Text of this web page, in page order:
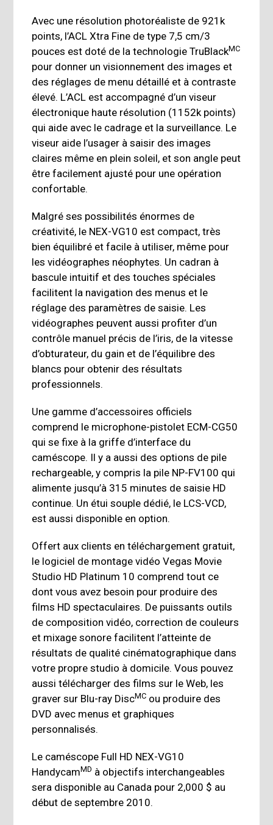
Avec une résolution photoréaliste de 921k
points, l’ACL Xtra Fine de type 7,5 cm/3
pouces est doté de la technologie TruBlackMC
pour donner un visionnement des images et
des réglages de menu détaillé et à contraste
élevé. L’ACL est accompagné d’un viseur
électronique haute résolution (1152k points)
qui aide avec le cadrage et la surveillance. Le
viseur aide l’usager à saisir des images
claires même en plein soleil, et son angle peut
être facilement ajusté pour une opération
confortable.
Malgré ses possibilités énormes de
créativité, le NEX-VG10 est compact, très
bien équilibré et facile à utiliser, même pour
les vidéographes néophytes. Un cadran à
bascule intuitif et des touches spéciales
facilitent la navigation des menus et le
réglage des paramètres de saisie. Les
vidéographes peuvent aussi profiter d’un
contrôle manuel précis de l’iris, de la vitesse
d’obturateur, du gain et de l’équilibre des
blancs pour obtenir des résultats
professionnels.
Une gamme d’accessoires officiels
comprend le microphone-pistolet ECM-CG50
qui se fixe à la griffe d’interface du
caméscope. Il y a aussi des options de pile
rechargeable, y compris la pile NP-FV100 qui
alimente jusqu’à 315 minutes de saisie HD
continue. Un étui souple dédié, le LCS-VCD,
est aussi disponible en option.
Offert aux clients en téléchargement gratuit,
le logiciel de montage vidéo Vegas Movie
Studio HD Platinum 10 comprend tout ce
dont vous avez besoin pour produire des
films HD spectaculaires. De puissants outils
de composition vidéo, correction de couleurs
et mixage sonore facilitent l’atteinte de
résultats de qualité cinématographique dans
votre propre studio à domicile. Vous pouvez
aussi télécharger des films sur le Web, les
graver sur Blu-ray DiscMC ou produire des
DVD avec menus et graphiques
personnalisés.
Le caméscope Full HD NEX-VG10
HandycamMD à objectifs interchangeables
sera disponible au Canada pour 2,000 $ au
début de septembre 2010.